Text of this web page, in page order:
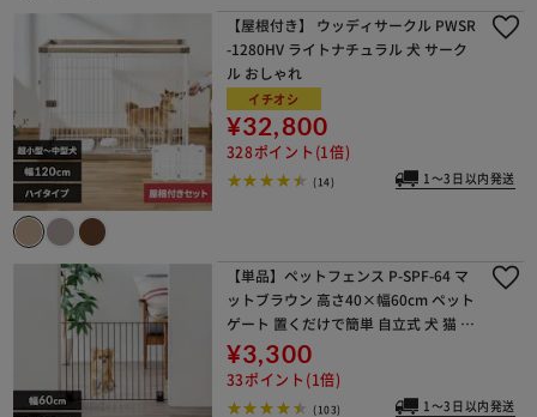
【屋根付き】 ウッディサークル PWSR
-1280HV ライトナチュラル 犬 サーク
ル おしゃれ
イチオシ
¥32,800
328ポイント(1倍)
(14) 1～3日以内発送
【単品】ペットフェンス P-SPF-64 マ
ットブラウン 高さ40×幅60cm ペット
ゲート 置くだけで簡単 自立式 犬 猫 脱
走防止 ジョイント式 ロータイプ ハイ
タイプ 選べる高さ 柵 アイリスオーヤ
マ ペットサークル
¥3,300
33ポイント(1倍)
(103) 1～3日以内発送